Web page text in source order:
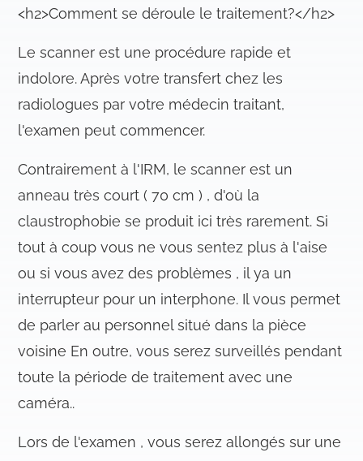
<h2>Comment se déroule le traitement?</h2>
Le scanner est une procédure rapide et
indolore. Après votre transfert chez les
radiologues par votre médecin traitant,
l'examen peut commencer.
Contrairement à l'IRM, le scanner est un
anneau très court ( 70 cm ) , d'où la
claustrophobie se produit ici très rarement. Si
tout à coup vous ne vous sentez plus à l'aise
ou si vous avez des problèmes , il ya un
interrupteur pour un interphone. Il vous permet
de parler au personnel situé dans la pièce
voisine En outre, vous serez surveillés pendant
toute la période de traitement avec une
caméra..
Lors de l'examen , vous serez allongés sur une